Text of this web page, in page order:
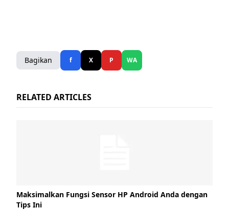
Bagikan f X P WA
RELATED ARTICLES
Maksimalkan Fungsi Sensor HP Android Anda dengan
Tips Ini